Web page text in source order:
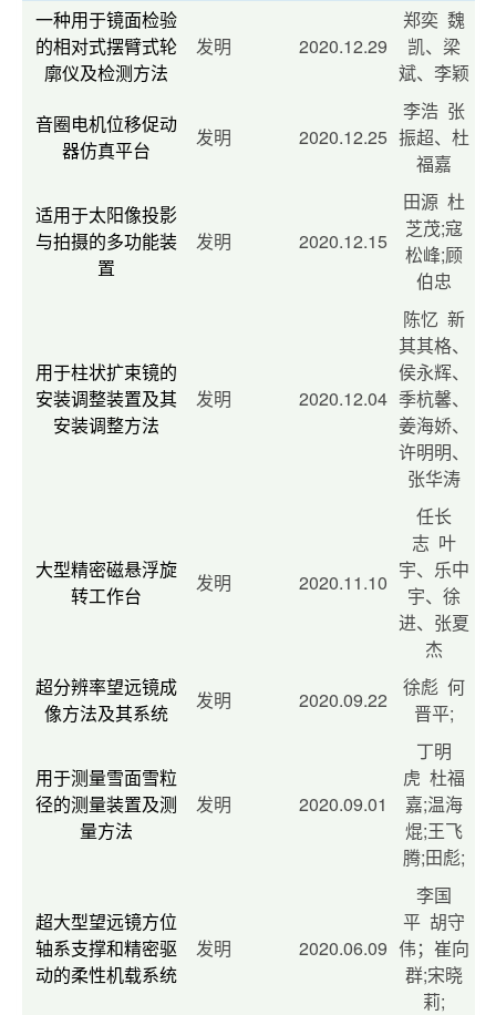
一种用于镜面检验
的相对式摆臂式轮
廓仪及检测方法
发明 2020.12.29
郑奕 魏
凯、梁
斌、李颖
音圈电机位移促动
器仿真平台
发明 2020.12.25
李浩 张
振超、杜
福嘉
适用于太阳像投影
与拍摄的多功能装
置
发明 2020.12.15
田源 杜
芝茂;寇
松峰;顾
伯忠
用于柱状扩束镜的
安装调整装置及其
安装调整方法
发明 2020.12.04
陈忆 新
其其格、
侯永辉、
季杭馨、
姜海娇、
许明明、
张华涛
大型精密磁悬浮旋
转工作台
发明 2020.11.10
任长
志 叶
宇、乐中
宇、徐
进、张夏
杰
超分辨率望远镜成
像方法及其系统
发明 2020.09.22
徐彪 何
晋平;
用于测量雪面雪粒
径的测量装置及测
量方法
发明 2020.09.01
丁明
虎 杜福
嘉;温海
焜;王飞
腾;田彪;
超大型望远镜方位
轴系支撑和精密驱
动的柔性机载系统
发明 2020.06.09
李国
平 胡守
伟；崔向
群;宋晓
莉;